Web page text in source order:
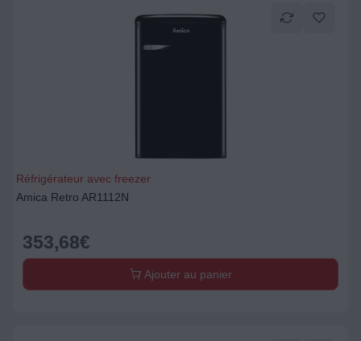
Réfrigérateur avec freezer
Amica Retro AR1112N
353,68€
Ajouter au panier